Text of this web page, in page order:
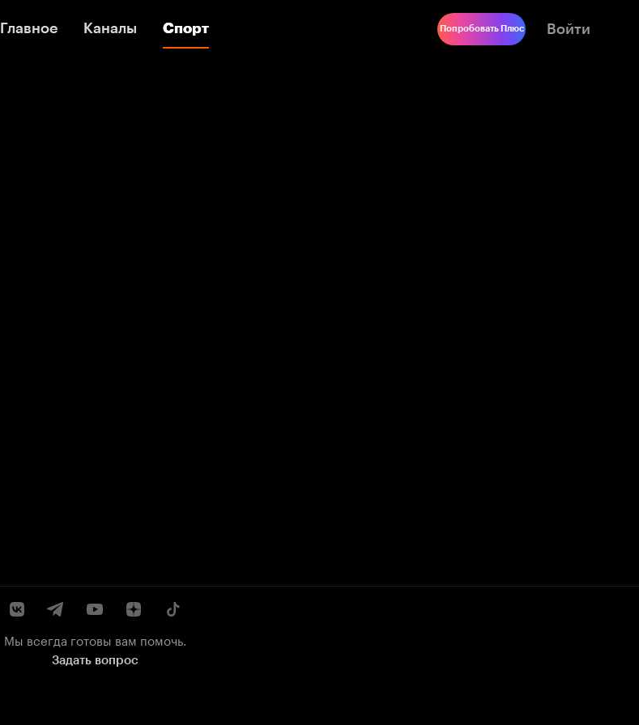
Главное Каналы Спорт
Главное Каналы Спорт Попробовать Плюс Войти
Мы всегда готовы вам помочь.
Задать вопрос